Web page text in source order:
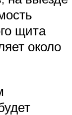
щита
около